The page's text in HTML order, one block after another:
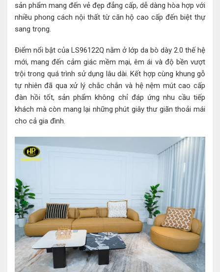
sản phẩm mang đến vẻ đẹp đẳng cấp, dễ dàng hòa hợp với
nhiều phong cách nội thất từ căn hộ cao cấp đến biệt thự
sang trọng.
Điểm nổi bật của LS96122Q nằm ở lớp da bò dày 2.0 thế hệ
mới, mang đến cảm giác mềm mại, êm ái và độ bền vượt
trội trong quá trình sử dụng lâu dài. Kết hợp cùng khung gỗ
tự nhiên đã qua xử lý chắc chắn và hệ nệm mút cao cấp
đàn hồi tốt, sản phẩm không chỉ đáp ứng nhu cầu tiếp
khách mà còn mang lại những phút giây thư giãn thoải mái
cho cả gia đình.